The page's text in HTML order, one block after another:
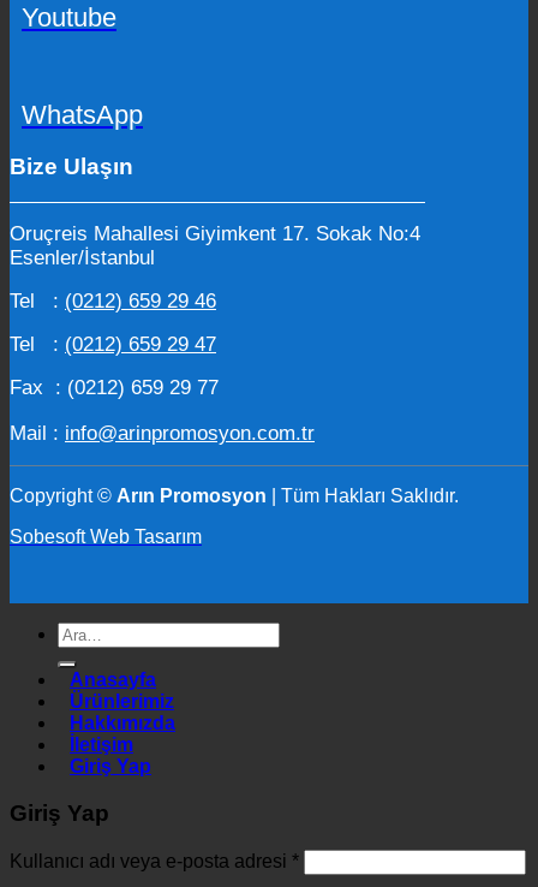
Youtube
WhatsApp
Bize Ulaşın
Oruçreis Mahallesi Giyimkent 17. Sokak No:4
Esenler/İstanbul
Tel : (0212) 659 29 46
Tel : (0212) 659 29 47
Fax : (0212) 659 29 77
Mail : info@arinpromosyon.com.tr
Copyright © Arın Promosyon
| Tüm Hakları Saklıdır.
Sobesoft Web Tasarım
Ara:
Anasayfa
Ürünlerimiz
Hakkımızda
İletişim
Giriş Yap
Giriş Yap
Kullanıcı adı veya e-posta adresi *